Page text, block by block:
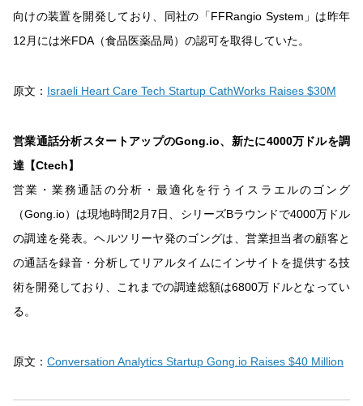
向けの装置を開発しており、同社の「FFRangio System」は昨年
12月には米FDA（食品医薬品局）の認可を取得していた。
原文： Israeli Heart Care Tech Startup CathWorks Raises $30M
営業通話分析スタートアップのGong.io、新たに4000万ドルを調
達【Ctech】
営業・業務通話の分析・最適化を行うイスラエルのゴング
（Gong.io）は現地時間2月7日、シリーズBラウンドで4000万ドル
の調達を発表。ヘルツリーヤ発のゴングは、営業担当者の顧客と
の通話を録音・分析してリアルタイムにインサイトを提供する技
術を開発しており、これまでの調達総額は6800万ドルとなってい
る。
原文： Conversation Analytics Startup Gong.io Raises $40 Million